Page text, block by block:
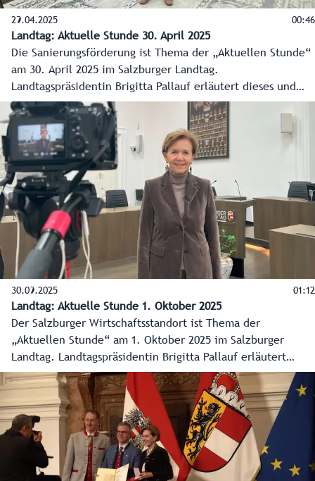
29.04.2025 00:46
Landtag: Aktuelle Stunde 30. April 2025
Die Sanierungsförderung ist Thema der „Aktuellen Stunde“
am 30. April 2025 im Salzburger Landtag.
Landtagspräsidentin Brigitta Pallauf erläutert dieses und
weitere Punkte der Plenarsitzung.
30.09.2025 01:12
Landtag: Aktuelle Stunde 1. Oktober 2025
Der Salzburger Wirtschaftsstandort ist Thema der
„Aktuellen Stunde“ am 1. Oktober 2025 im Salzburger
Landtag. Landtagspräsidentin Brigitta Pallauf erläutert
dieses und weitere Punkte der Plenarsitzung.